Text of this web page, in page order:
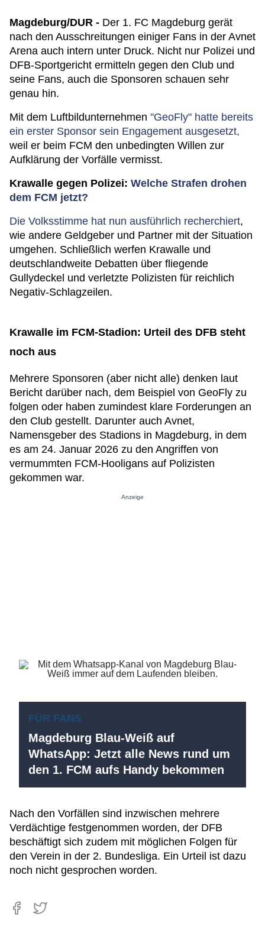
Magdeburg/DUR - Der 1. FC Magdeburg gerät
nach den Ausschreitungen einiger Fans in der Avnet
Arena auch intern unter Druck. Nicht nur Polizei und
DFB-Sportgericht ermitteln gegen den Club und
seine Fans, auch die Sponsoren schauen sehr
genau hin.
Mit dem Luftbildunternehmen "GeoFly" hatte bereits
ein erster Sponsor sein Engagement ausgesetzt,
weil er beim FCM den unbedingten Willen zur
Aufklärung der Vorfälle vermisst.
Krawalle gegen Polizei: Welche Strafen drohen
dem FCM jetzt?
Die Volksstimme hat nun ausführlich recherchiert,
wie andere Geldgeber und Partner mit der Situation
umgehen. Schließlich werfen Krawalle und
deutschlandweite Debatten über fliegende
Gullydeckel und verletzte Polizisten für reichlich
Negativ-Schlagzeilen.
Krawalle im FCM-Stadion: Urteil des DFB steht
noch aus
Mehrere Sponsoren (aber nicht alle) denken laut
Bericht darüber nach, dem Beispiel von GeoFly zu
folgen oder haben zumindest klare Forderungen an
den Club gestellt. Darunter auch Avnet,
Namensgeber des Stadions in Magdeburg, in dem
es am 24. Januar 2026 zu den Angriffen von
vermummten FCM-Hooligans auf Polizisten
gekommen war.
Anzeige
FÜR FANS
Magdeburg Blau-Weiß auf
WhatsApp: Jetzt alle News rund um
den 1. FCM aufs Handy bekommen
Nach den Vorfällen sind inzwischen mehrere
Verdächtige festgenommen worden, der DFB
beschäftigt sich zudem mit möglichen Folgen für
den Verein in der 2. Bundesliga. Ein Urteil ist dazu
noch nicht gesprochen worden.